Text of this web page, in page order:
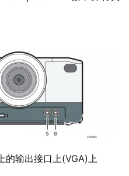
上的输出接口上(VGA)上